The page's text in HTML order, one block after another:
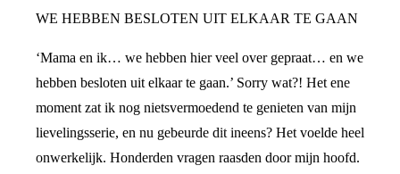
WE HEBBEN BESLOTEN UIT ELKAAR TE GAAN
‘Mama en ik… we hebben hier veel over gepraat… en we
hebben besloten uit elkaar te gaan.’ Sorry wat?! Het ene
moment zat ik nog nietsvermoedend te genieten van mijn
lievelingsserie, en nu gebeurde dit ineens? Het voelde heel
onwerkelijk. Honderden vragen raasden door mijn hoofd.